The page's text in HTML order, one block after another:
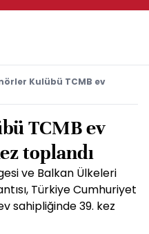
Kulübü TCMB ev
TCMB ev
toplandı
ve Balkan Ülkeleri
Türkiye Cumhuriyet
sahipliğinde 39. kez